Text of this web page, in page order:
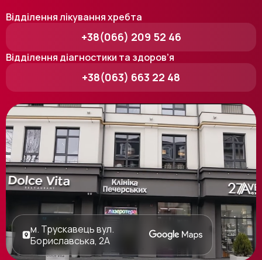
Відділення лікування хребта
+38(066) 209 52 46
Відділення діагностики та здоров’я
+38(063) 663 22 48
м. Трускавець вул.
Бориславська, 2А